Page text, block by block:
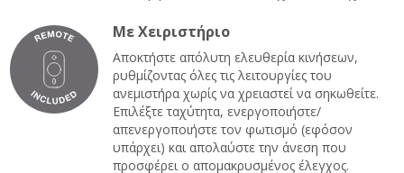
Με Χειριστήριο
Αποκτήστε απόλυτη ελευθερία κινήσεων,
ρυθμίζοντας όλες τις λειτουργίες του
ανεμιστήρα χωρίς να χρειαστεί να σηκωθείτε.
Επιλέξτε ταχύτητα, ενεργοποιήστε/
απενεργοποιήστε τον φωτισμό (εφόσον
υπάρχει) και απολαύστε την άνεση που
προσφέρει ο απομακρυσμένος έλεγχος.